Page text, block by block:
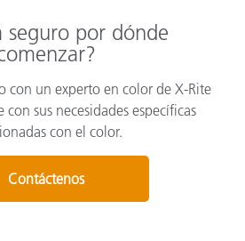
seguro por dónde
con un experto en color de X-Rite
con sus necesidades específicas
con el color.
Contáctenos